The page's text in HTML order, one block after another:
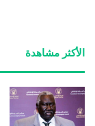
الأكثر مشاهدة